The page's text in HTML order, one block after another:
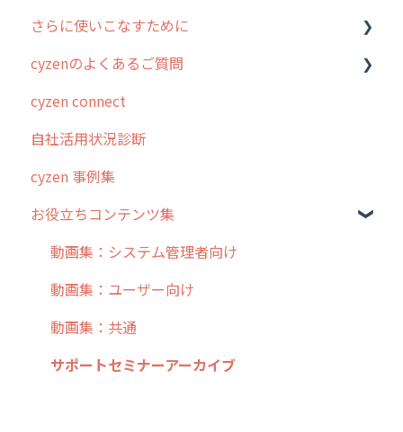
3. cyzenの位置情報取得について
4. cyzen利用前の準備：システム管理者編
5. 基本的な使い方：システム管理者編
6. 基本的な使い方：ユーザー編
7. 初心者向けよくある質問集
8. 用語集
9. もっと便利に利用するための設定
10.ユーザー向けおすすめの使い方
【業界業種別】cyzen設定方法
行動管理
予定管理
スポット
ステータス・主観
報告書・行動種別
勤怠管理
活動通知
パフォーマンス
帳票出力
メッセージ・ファイル添付
ホーム画面
スポット
報告閲覧
予定
日報
履歴
メンバー
メッセージ
パフォーマンス
外部リンク
行動管理
勤怠管理
予定管理
スポット
ステータス・主観
報告書・行動種別
ユーザー・グループ管理
メッセージ機能
活動通知
内線電話
さらに使いこなすために
はじめに
スポット・ステータス関連オプション
交通費自動計算
安全走行支援
写真管理・高画質化
ダッシュボード（BI）・パフォーマンス
連携オプション
その他オプション
IP接続制限・端末認証設定
cyzenのよくあるご質問
ログインについて
グループ・ユーザーについて
GPS・位置情報 について
ルート自動記録 について
出退勤・ステータス・主観について
スポットについて
報告書について
日報について
cyzen connect
自社活用状況診断
cyzen 事例集
お役立ちコンテンツ集
動画集：システム管理者向け
動画集：ユーザー向け
動画集：共通
サポートセミナーアーカイブ